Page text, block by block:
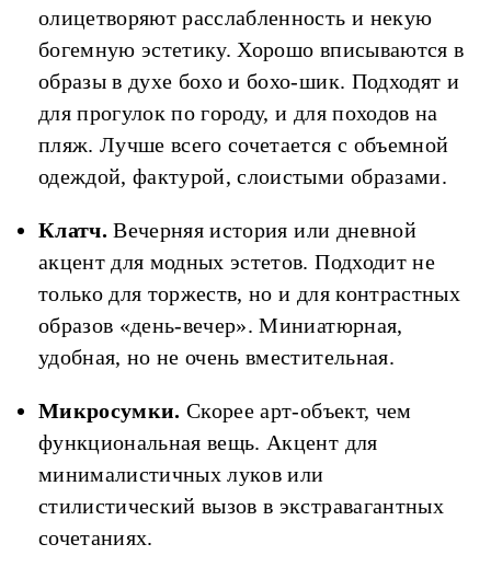
олицетворяют расслабленность и некую
богемную эстетику. Хорошо вписываются в
образы в духе бохо и бохо-шик. Подходят и
для прогулок по городу, и для походов на
пляж. Лучше всего сочетается с объемной
одеждой, фактурой, слоистыми образами.
Клатч. Вечерняя история или дневной
акцент для модных эстетов. Подходит не
только для торжеств, но и для контрастных
образов «день-вечер». Миниатюрная,
удобная, но не очень вместительная.
Микросумки. Скорее арт-объект, чем
функциональная вещь. Акцент для
минималистичных луков или
стилистический вызов в экстравагантных
сочетаниях.